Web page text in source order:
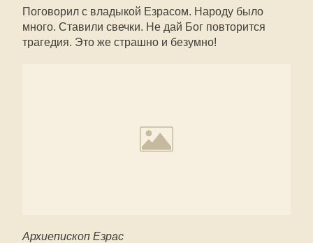
Поговорил с владыкой Езрасом. Народу было
много. Ставили свечки. Не дай Бог повторится
трагедия. Это же страшно и безумно!
Архиепископ Езрас